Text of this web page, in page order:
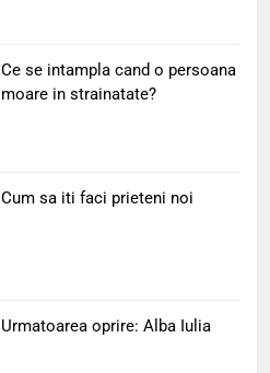
Ce se intampla cand o persoana
moare in strainatate?
Cum sa iti faci prieteni noi
Urmatoarea oprire: Alba Iulia